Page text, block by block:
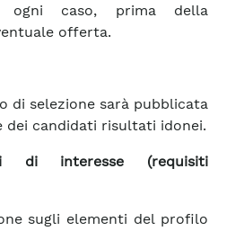
ogni caso, prima della
offerta.
di selezione sarà pubblicata
dei candidati risultati idonei.
di interesse (requisiti
sugli elementi del profilo